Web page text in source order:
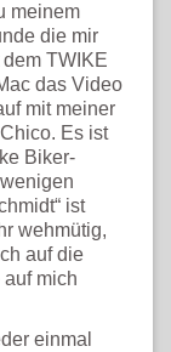
meinem
die mir
TWIKE
das Video
mit meiner
Es ist
Biker-
ist
wehmütig,
auf die
mich
einmal